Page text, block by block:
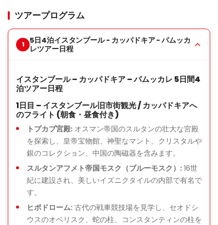
ツアープログラム
5日4泊イスタンブール - カッパドキア - パムッカ
レツアー日程
イスタンブール – カッパドキア – パムッカレ 5日間4
泊ツアー日程
1日目 – イスタンブール旧市街観光 / カッパドキアへ
のフライト (朝食・昼食付き)
トプカプ宮殿: オスマン帝国のスルタンの壮大な宮殿
を探索し、皇帝宝物館、神聖なマント、クリスタルや
銀のコレクション、中国の陶磁器を含みます。
スルタンアフメト帝国モスク（ブルーモスク）: 16世
紀に建設され、美しいイズニクタイルの内部で有名で
す。
ヒポドローム: 古代の戦車競技場を見学し、セオドシ
ウスのオベリスク、蛇の柱、コンスタンティンの柱を